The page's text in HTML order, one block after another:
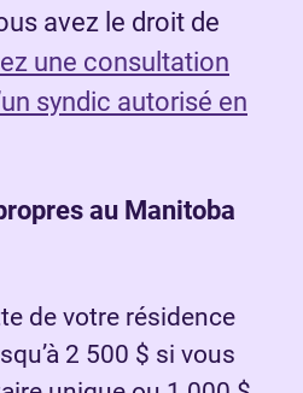
avez le droit de
une consultation
syndic autorisé en
au Manitoba
de votre résidence
2 500 $ si vous